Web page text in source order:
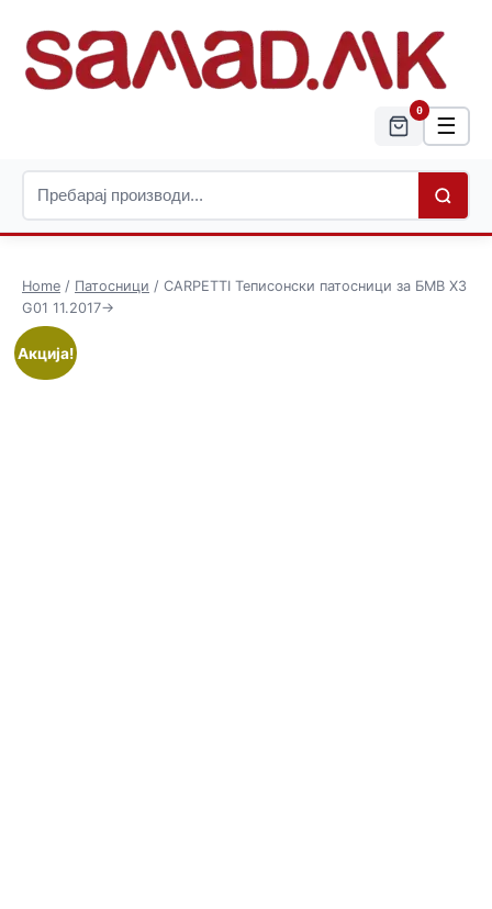
0
☰
Home / Патосници / CARPETTI Теписонски патосници за БМВ Х3
G01 11.2017->
Акција!